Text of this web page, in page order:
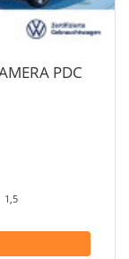
PDC
1,5